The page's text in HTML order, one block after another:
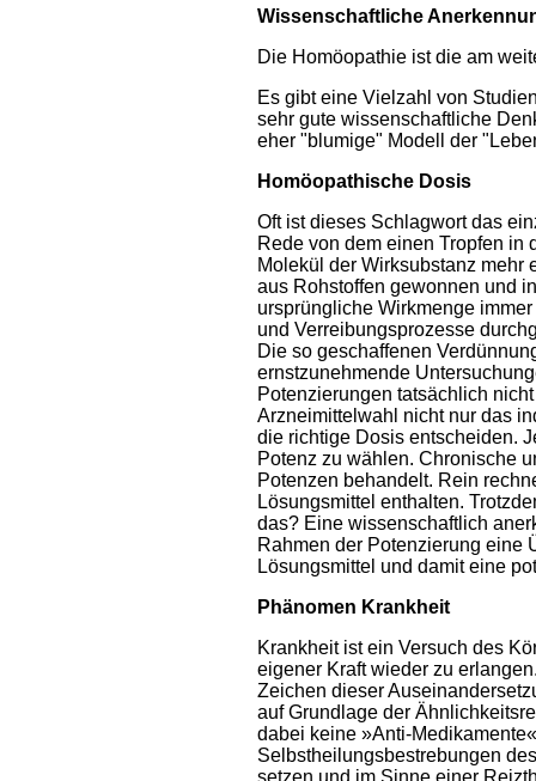
Wissenschaftliche
Die Homöopathie ist die am
Es gibt eine Vielzahl von
sehr gute wissenschaftliche
eher "blumige" Modell der
Homöopathische Dosis
Oft ist dieses Schlagwort das
Rede von dem einen Tropfen in
Molekül der Wirksubstanz mehr
aus Rohstoffen gewonnen und
ursprüngliche Wirkmenge
und Verreibungsprozesse
Die so geschaffenen
ernstzunehmende
Potenzierungen tatsächlich
Arzneimittelwahl nicht nur das
die richtige Dosis entscheiden.
Potenz zu wählen. Chronische
Potenzen behandelt. Rein
Lösungsmittel enthalten.
das? Eine wissenschaftlich
Rahmen der Potenzierung eine
Lösungsmittel und damit eine
Phänomen Krankheit
Krankheit ist ein Versuch des
eigener Kraft wieder zu
Zeichen dieser
auf Grundlage der
dabei keine »Anti-
Selbstheilungsbestrebungen
setzen und im Sinne einer